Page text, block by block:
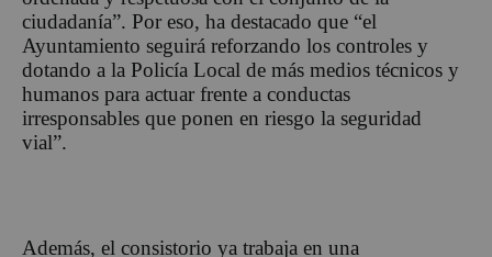
ciudadanía”. Por eso, ha destacado que “el
Ayuntamiento seguirá reforzando los controles y
dotando a la Policía Local de más medios técnicos y
humanos para actuar frente a conductas
irresponsables que ponen en riesgo la seguridad
vial”.
Además, el consistorio ya trabaja en una